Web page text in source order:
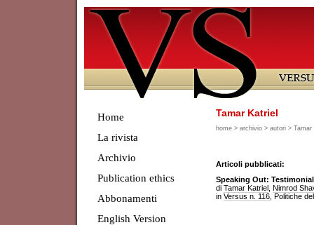
Home
La rivista
Archivio
Publication ethics
Abbonamenti
English Version
Tamar Katriel
home > archivio > autori > Tamar
Articoli pubblicati:
Speaking Out:
di Tamar Katriel Nimrod
in Versus n. 116 , Politiche